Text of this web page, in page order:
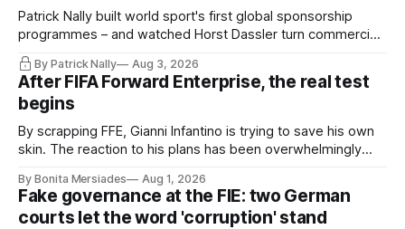
Patrick Nally built world sport's first global sponsorship
programmes – and watched Horst Dassler turn commercial
control into political power. He says the Infantino affair is not
a FIFA but a system problem; the IOC and most federations
sit inside the same architecture: presidential-style
fiefdoms.
By Patrick Nally Aug 3, 2026
After FIFA Forward Enterprise, the real test
begins
By scrapping FFE, Gianni Infantino is trying to save his own
skin. The reaction to his plans has been overwhelmingly
COO Kevin Lamour – has spectacularly turned his back on
him. Infantino must go, but that alone is not enough.
By Bonita Mersiades Aug 1, 2026
Fake governance at the FIE: two German
courts let the word 'corruption' stand